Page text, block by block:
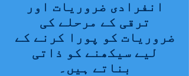
انفرادی ضروریات اور
ترقی کے مرحلے کی
ضروریات کو پورا کرنے کے
لیے سیکھنے کو ذاتی
بناتے ہیں۔